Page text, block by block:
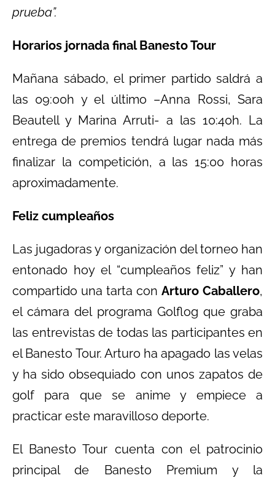
prueba”.
Horarios jornada final Banesto Tour
Mañana sábado, el primer partido saldrá a
las 09:00h y el último –Anna Rossi, Sara
Beautell y Marina Arruti- a las 10:40h. La
entrega de premios tendrá lugar nada más
finalizar la competición, a las 15:00 horas
aproximadamente.
Feliz cumpleaños
Las jugadoras y organización del torneo han
entonado hoy el “cumpleaños feliz” y han
compartido una tarta con Arturo Caballero,
el cámara del programa Golflog que graba
las entrevistas de todas las participantes en
el Banesto Tour. Arturo ha apagado las velas
y ha sido obsequiado con unos zapatos de
golf para que se anime y empiece a
practicar este maravilloso deporte.
El Banesto Tour cuenta con el patrocinio
principal de Banesto Premium y la